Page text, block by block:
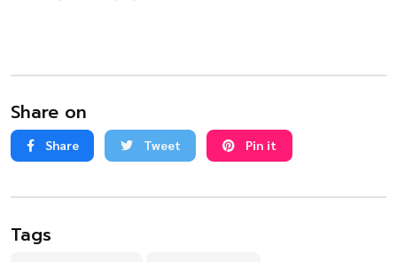
Share on
Share Tweet Pin it
Tags